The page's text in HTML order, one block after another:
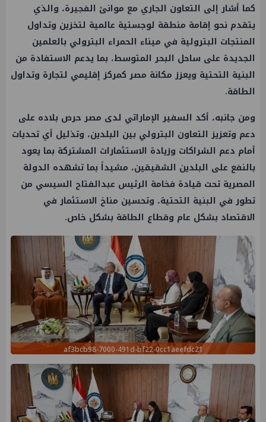
كما أشار إلى التعاون الجاري مع موانئ الفجيرة، والذي
يتقدم نحو إقامة منطقة لوجستية عالمية لتخزين وتداول
المنتجات البترولية في ميناء الحمراء البترولي بالعلمين
الجديدة على ساحل البحر المتوسط، بما يدعم الاستفادة من
البنية التحتية ويعزز مكانة مصر كمركز إقليمي لتجارة وتداول
الطاقة.
ومن جانبه، أكد السفير الإماراتي لدى مصر حرص بلاده على
دعم وتعزيز التعاون البترولي بين البلدين، وتذليل أي تحديات
أمام دعم الشراكات وزيادة الاستثمارات المشتركة بما يعود
بالنفع على البلدين الشقيقين، مشيداً بما تشهده الدولة
المصرية تحت قيادة فخامة الرئيس عبدالفتاح السيسي من
تطور في البنية التحتية، وتحسين مناخ الاستثمار في
الاقتصاد بشكل عام وقطاع الطاقة بشكل خاص.
af3bcb98-7000-491d-bf22-0cc1aeefdc21